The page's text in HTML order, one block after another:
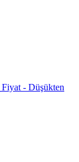
Fiyat - Düşükten